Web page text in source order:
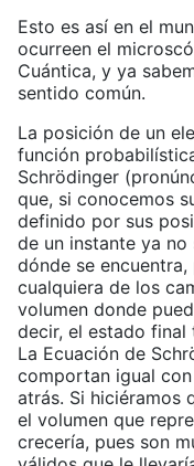
Esto es así en el
ocurreen el
Cuántica, y ya
sentido común.
La posición de un
función
Schrödinger
que, si conocemos
definido por sus
de un instante ya
dónde se
cualquiera de los
volumen donde
decir, el estado final
La Ecuación de
comportan igual
atrás. Si hiciéramos
el volumen que
crecería, pues son